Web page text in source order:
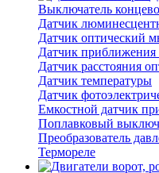
Выключатель
Датчик
Датчик оптический
Датчик
Датчик расстояния
Датчик температуры
Датчик
Емкостной датчик
Поплавковый
Преобразователь
Термореле